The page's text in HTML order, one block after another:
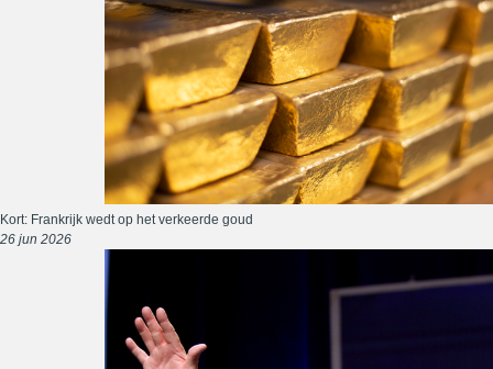
Kort: Frankrijk wedt op het verkeerde goud
26 jun 2026